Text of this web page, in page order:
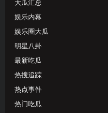
大瓜汇总
娱乐内幕
娱乐圈大瓜
明星八卦
最新吃瓜
热搜追踪
热点事件
热门吃瓜